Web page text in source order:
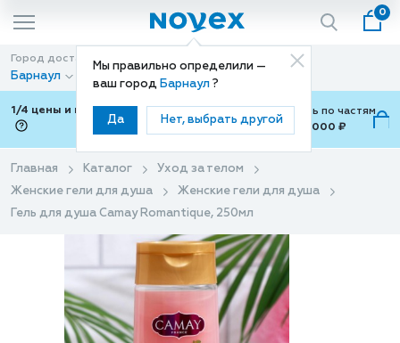
Мы правильно определили —
ваш город Барнаул ?
Да Нет, выбрать другой
0
Город доставки
Барнаул
Способ доставки
Доставка
1/4 цены и покупки ваши с Подели
Можно оплатить по частям
от 700 ₽ до 15,000 ₽
Главная Каталог
Уход за телом
Женские гели для душа
Женские гели для душа
Гель для душа Camay Romantique, 250мл